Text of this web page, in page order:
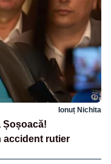
Ionuț Nichita
Șoșoacă!
accident rutier